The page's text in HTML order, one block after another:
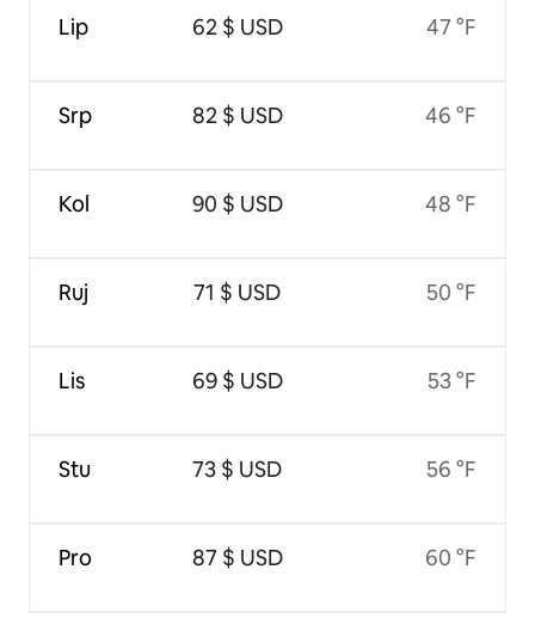
Lip
Srp
Kol
Ruj
Lis
Stu
Pro
62 $ USD
82 $ USD
90 $ USD
71 $ USD
69 $ USD
73 $ USD
87 $ USD
47 °F
46 °F
48 °F
50 °F
53 °F
56 °F
60 °F